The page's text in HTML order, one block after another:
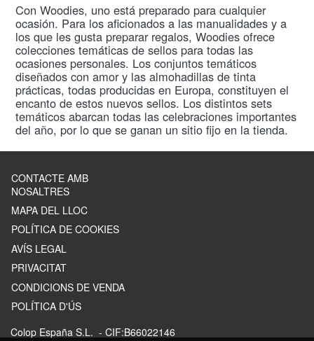
Con Woodies, uno está preparado para cualquier
ocasión. Para los aficionados a las manualidades y a
los que les gusta preparar regalos, Woodies ofrece
colecciones temáticas de sellos para todas las
ocasiones personales. Los conjuntos temáticos
diseñados con amor y las almohadillas de tinta
prácticas, todas producidas en Europa, constituyen el
encanto de estos nuevos sellos. Los distintos sets
temáticos abarcan todas las celebraciones importantes
del año, por lo que se ganan un sitio fijo en la tienda.
CONTACTE AMB
NOSALTRES
MAPA DEL LLOC
POLÍTICA DE COOKIES
AVÍS LEGAL
PRIVACITAT
CONDICIONS DE VENDA
POLÍTICA D'ÚS
Colop España S.L. - CIF:B66022146